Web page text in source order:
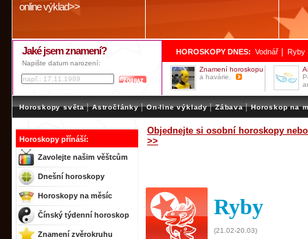
online výklad>>
Jaké jsem znamení?
Napište datum narození:
HOROSKOPY DNES: Vodnář Ryby
Znamení horoskopu
a havárie.
Horoskopy světa | Astročlánky | On-line výklady | Zábava | Horoskop na
Horoskopy přínáší:
Zavolejte našim věštcům
Dnešní horoskopy
Horoskopy na měsíc
Čínský týdenní horoskop
Znamení zvěrokruhu
Objednejte si osobní horoskopy
>>
Ryby
(21.02-20.03)